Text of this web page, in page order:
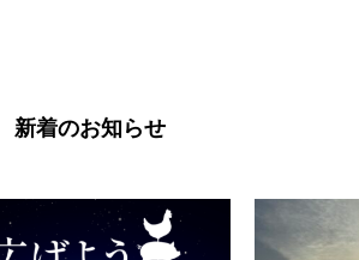
新着のお知らせ